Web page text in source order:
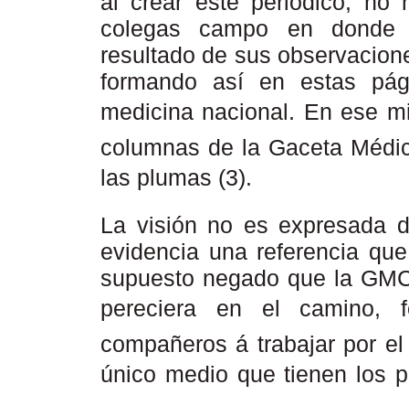
colegas campo en
resultado de sus
formando así en estas
medicina nacional. En ese
columnas de la Gaceta
las plumas (3).
La visión no es expresada
evidencia una referencia
supuesto negado que la
pereciera en el camino,
compañeros á trabajar por
único medio que tienen los